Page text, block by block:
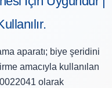
aparatı; biye şeridini
amacıyla kullanılan
olarak